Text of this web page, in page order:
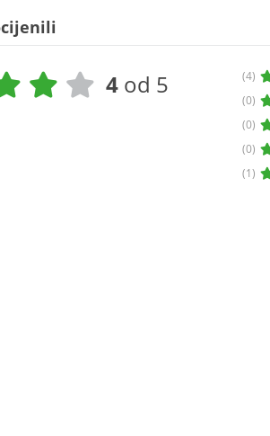
4 od 5
(4)
(0)
(0)
(0)
(1)